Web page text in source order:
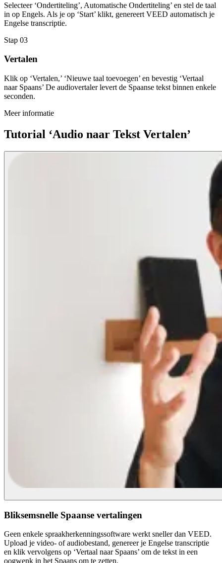
Selecteer ‘Ondertiteling’, Automatische Ondertiteling’ en stel de taal
in op Engels. Als je op ‘Start’ klikt, genereert VEED automatisch je
Engelse transcriptie.
Stap 03
Vertalen
Klik op ‘Vertalen,’ ‘Nieuwe taal toevoegen’ en bevestig ‘Vertaal
naar Spaans’ De audiovertaler levert de Spaanse tekst binnen enkele
seconden.
Meer informatie
Tutorial ‘Audio naar Tekst Vertalen’
Bliksemsnelle Spaanse vertalingen
Geen enkele spraakherkenningssoftware werkt sneller dan VEED.
Upload je video- of audiobestand, genereer je Engelse transcriptie
en klik vervolgens op ‘Vertaal naar Spaans’ om de tekst in een
oogwenk in het Spaans om te zetten.